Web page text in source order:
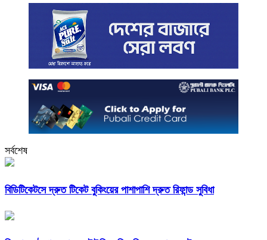
সর্বশেষ
বিডিটিকেটসে দ্রুত টিকেট বুকিংয়ের পাশাপাশি দ্রুত রিফান্ড সুবিধা